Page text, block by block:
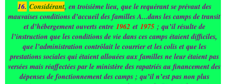
16. Considérant, en troisième lieu, que le requérant se prévaut des
mauvaises conditions d’accueil des familles A...dans les camps de transit
et d’hébergement ouverts entre 1962et 1975; qu’il résulte de
l’instruction que les conditions de vie dans ces camps étaient difficiles,
que l’administration contrôlait le courrier et les colis et que les
prestations sociales qui étaient allouées aux familles ne leur étaient pas
versées mais réaffectées par le ministère des rapatriés au financement des
dépenses de fonctionnement des camps ; qu’il n’est pas non plus